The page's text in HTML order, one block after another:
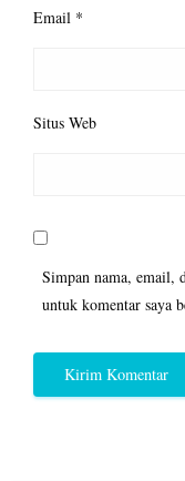
Email *
Situs Web
Simpan nama, email,
untuk komentar saya